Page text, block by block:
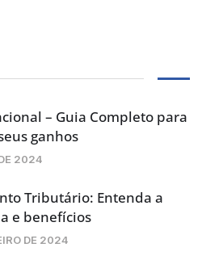
– Guia Completo para
ganhos
2024
Tributário: Entenda a
e benefícios
DE 2024